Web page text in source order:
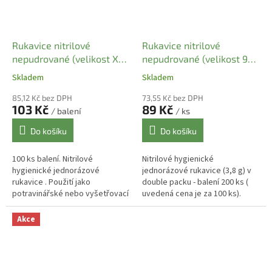
Rukavice nitrilové
nepudrované (velikost XL)
modré (100 ks)
Skladem
85,12 Kč bez DPH
103 Kč / balení
Do košíku
100 ks balení. Nitrilové
hygienické jednorázové
rukavice . Použití jako
potravinářské nebo vyšetřovací
rukavice . Potravinářský atest .
Nesterilní .Použitelnost 5 let.
Velmi...
Rukavice nitrilové
nepudrované (velikost 9-
10 XL ) modré (100 ks)
Skladem
73,55 Kč bez DPH
89 Kč / ks
Do košíku
Nitrilové hygienické
jednorázové rukavice (3,8 g) v
double packu - balení 200 ks (
uvedená cena je za 100 ks).
Objednávejte tudíž v sudém
Akce